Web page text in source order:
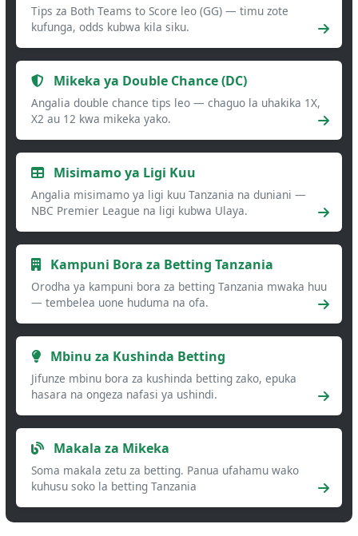
Tips za Both Teams to Score leo (GG) — timu zote
kufunga, odds kubwa kila siku.
Mikeka ya Double Chance (DC)
Angalia double chance tips leo — chaguo la uhakika 1X,
X2 au 12 kwa mikeka yako.
Misimamo ya Ligi Kuu
Angalia misimamo ya ligi kuu Tanzania na duniani —
NBC Premier League na ligi kubwa Ulaya.
Kampuni Bora za Betting Tanzania
Orodha ya kampuni bora za betting Tanzania mwaka huu
— tembelea uone huduma na ofa.
Mbinu za Kushinda Betting
Jifunze mbinu bora za kushinda betting zako, epuka
hasara na ongeza nafasi ya ushindi.
Makala za Mikeka
Soma makala zetu za betting. Panua ufahamu wako
kuhusu soko la betting Tanzania